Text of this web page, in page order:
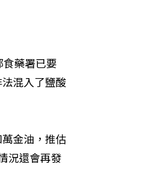
藥署已要
混入了鹽酸
金油，推估
況還會再發